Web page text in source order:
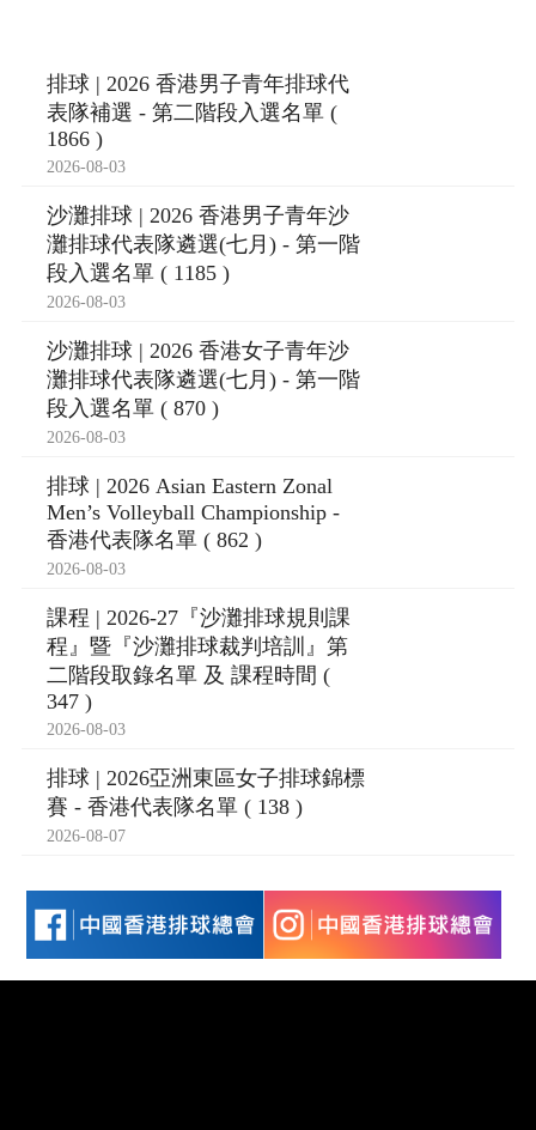
排球 | 2026 香港男子青年排球代
表隊補選 - 第二階段入選名單 (
1866 )
2026-08-03
沙灘排球 | 2026 香港男子青年沙
灘排球代表隊遴選(七月) - 第一階
段入選名單 ( 1185 )
2026-08-03
沙灘排球 | 2026 香港女子青年沙
灘排球代表隊遴選(七月) - 第一階
段入選名單 ( 870 )
2026-08-03
排球 | 2026 Asian Eastern Zonal
Men’s Volleyball Championship -
香港代表隊名單 ( 862 )
2026-08-03
課程 | 2026-27『沙灘排球規則課
程』暨『沙灘排球裁判培訓』第
二階段取錄名單 及 課程時間 (
347 )
2026-08-03
排球 | 2026亞洲東區女子排球錦標
賽 - 香港代表隊名單 ( 138 )
2026-08-07